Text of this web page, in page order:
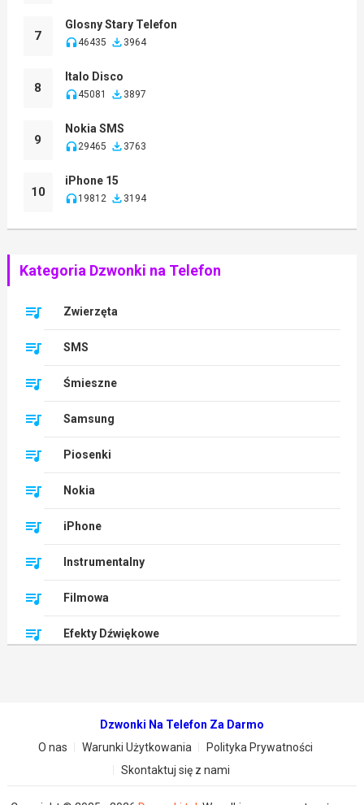
7
Glosny Stary Telefon
46435 3964
8
Italo Disco
45081 3897
9
Nokia SMS
29465 3763
10
iPhone 15
19812 3194
Kategoria Dzwonki na Telefon
Zwierzęta
SMS
Śmieszne
Samsung
Piosenki
Nokia
iPhone
Instrumentalny
Filmowa
Efekty Dźwiękowe
Dzwonki Na Telefon Za Darmo
O nas
Warunki Użytkowania
Polityka Prywatności
Skontaktuj się z nami